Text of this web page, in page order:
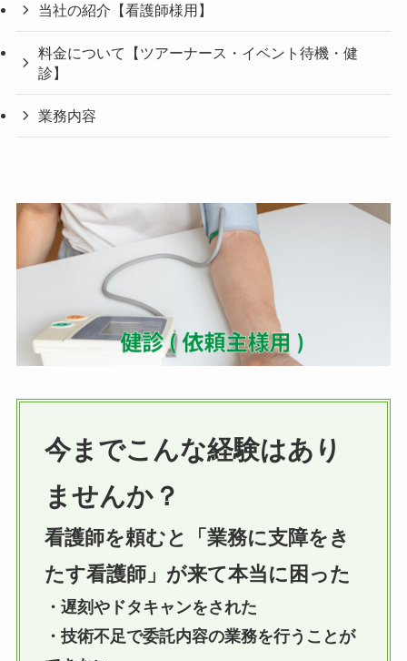
当社の紹介【看護師様用】
料金について【ツアーナース・イベント待機・健
診】
業務内容
今までこんな経験はあり
ませんか？
看護師を頼むと「業務に支障をき
たす看護師」が来て本当に困った
・遅刻やドタキャンをされた
・技術不足で委託内容の業務を行うことが